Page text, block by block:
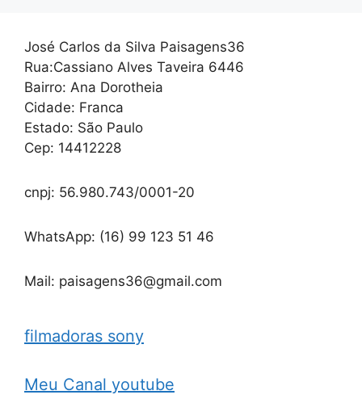
José Carlos da Silva Paisagens36
Rua:Cassiano Alves Taveira 6446
Bairro: Ana Dorotheia
Cidade: Franca
Estado: São Paulo
Cep: 14412228
cnpj: 56.980.743/0001-20
WhatsApp: (16) 99 123 51 46
Mail: paisagens36@gmail.com
filmadoras sony
Meu Canal youtube